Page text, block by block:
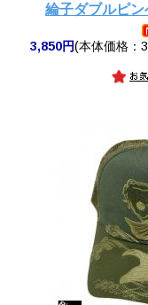
綸子ダブルピ
3,850円(本体価格：